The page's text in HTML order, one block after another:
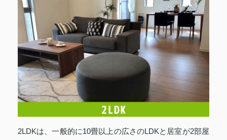
2LDKは、一般的に10畳以上の広さのLDKと居室が2部屋